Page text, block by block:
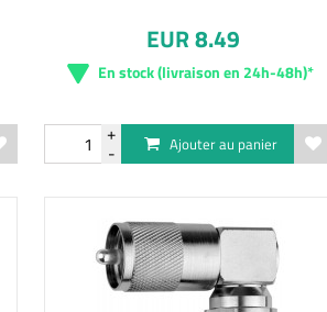
EUR 8.49
En stock (livraison en 24h-48h)*
Ajouter au panier